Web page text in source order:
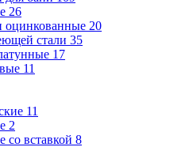
26
оцинкованные 20
стали 35
17
11
11
2
со вставкой 8